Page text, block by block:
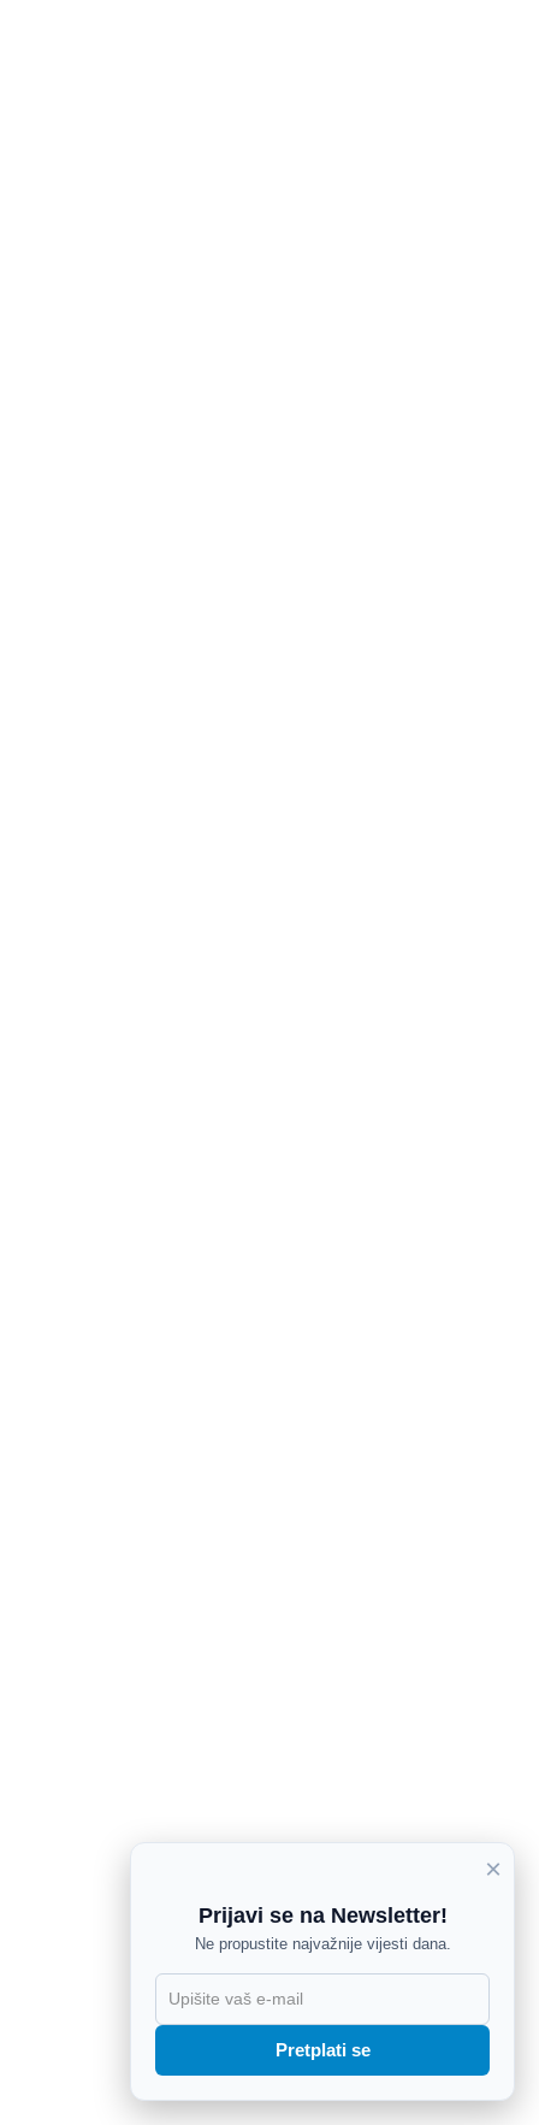
×
Prijavi se na Newsletter!
Ne propustite najvažnije vijesti dana.
Pretplati se